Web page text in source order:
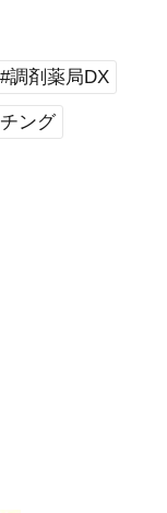
#調剤薬局DX
ング